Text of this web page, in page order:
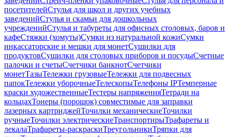
посетителейСтулья для школ и других учебных
заведенийСтулья и скамьи для дошкольных
учрежденийСтулья и табуреты для офисных столовых, баров и
кафеСтяжки (хомуты)Сумки из натуральной кожиСумки
инкассаторские и мешки для монетСушилки для
продуктовСушилки для столовых приборов и посудыСчетные
палочки и счетыСчетчики банкнотСчетчики
монетТазыТележки грузовыеТележки для подвесных
папокТележки уборочныеТелескопыТелефоны IPТемперные
краски художественныеТестеры напряженияТетради на
кольцахТонеры (порошок) совместимые для заправки
лазерных картриджейТочилки механическиеТочилки
ручныеТочилки электрическиеТранспортирыТрафареты и
лекалаТрафареты-раскраскиТреугольникиТряпки для